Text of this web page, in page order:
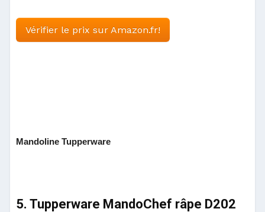
Vérifier le prix sur Amazon.fr!
Mandoline Tupperware
5. Tupperware MandoChef râpe D202